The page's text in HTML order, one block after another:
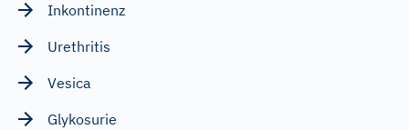
Inkontinenz
Urethritis
Vesica
Glykosurie